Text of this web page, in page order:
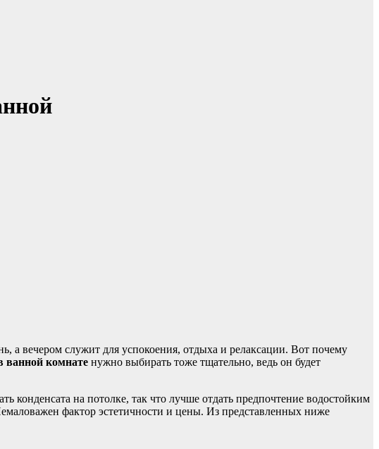
а вечером служит для успокоения, отдыха и релаксации. Вот почему
ванной комнате нужно выбирать тоже тщательно, ведь он будет
на потолке, так что лучше отдать предпочтение водостойким
фактор эстетичности и цены. Из представленных ниже